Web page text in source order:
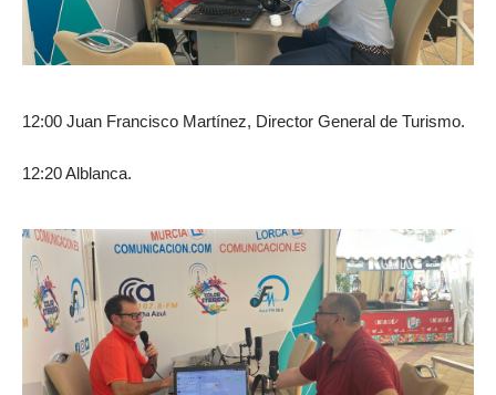
12:00 Juan Francisco Martínez, Director General de Turismo.
12:20 Alblanca.